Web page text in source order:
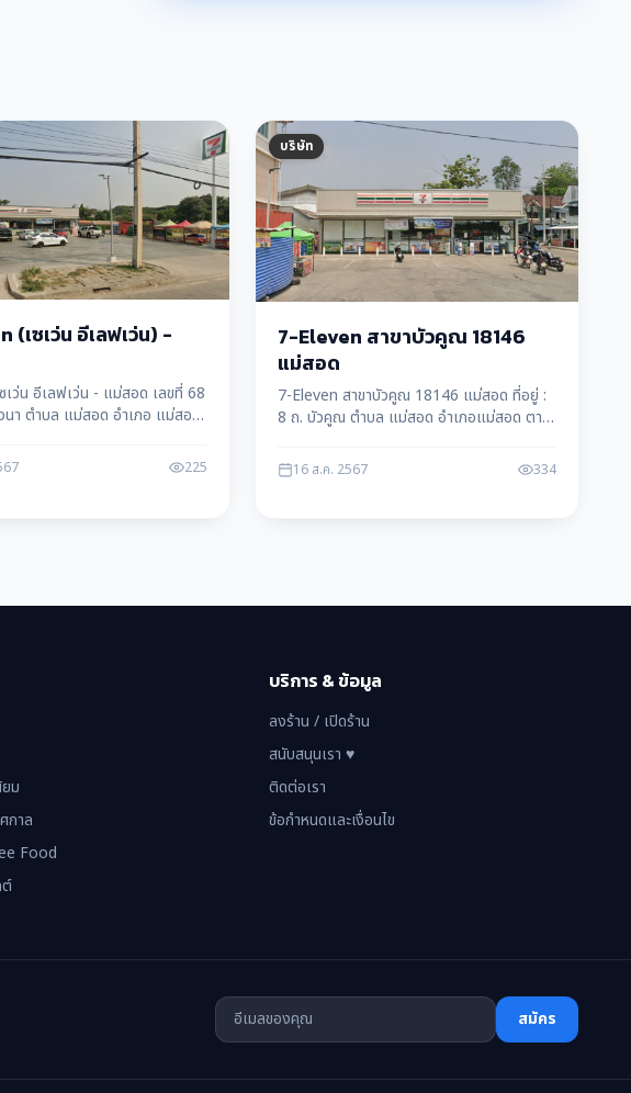
(เซเว่น อีเลฟเว่น) -
เว่น อีเลฟเว่น - แม่สอด เลขที่ 68
า ตำบล แม่สอด อำเภอ แม่สอด
225
บริษัท
7-Eleven สาขาบัวคูณ 18146
แม่สอด
7-Eleven สาขาบัวคูณ 18146 แม่สอด ที่อยู่ :
8 ถ. บัวคูณ ตำบล แม่สอด อำเภอแม่สอด ตาก
16 ส.ค. 2567 334
ม
กาล
Food
ต์
บริการ & ข้อมูล
ลงร้าน / เปิดร้าน
สนับสนุนเรา ♥
ติดต่อเรา
ข้อกำหนดและเงื่อนไข
สมัคร